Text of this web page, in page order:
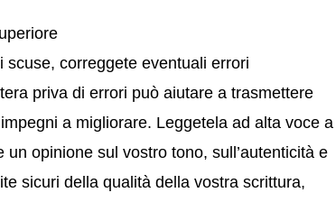
correggete eventuali errori
priva di errori può aiutare a trasmettere
a migliorare. Leggetela ad alta voce a
opinione sul vostro tono, sull’autenticità e
sicuri della qualità della vostra scrittura,